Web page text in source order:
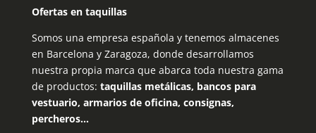
Ofertas en taquillas
Somos una empresa española y tenemos almacenes
en Barcelona y Zaragoza, donde desarrollamos
nuestra propia marca que abarca toda nuestra gama
de productos: taquillas metálicas, bancos para
vestuario, armarios de oficina, consignas,
percheros…